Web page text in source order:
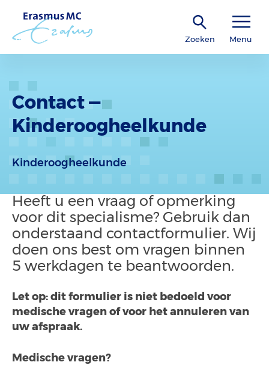
Zoeken Menu
Contact —
Kinderoogheelkunde
Kinderoogheel­kunde
Heeft u een vraag of opmerking
voor dit specialisme? Gebruik dan
onderstaand contactformulier. Wij
doen ons best om vragen binnen
5 werkdagen te beantwoorden.
Let op: dit formulier is niet bedoeld voor
medische vragen of voor het annuleren van
uw afspraak.
Medische vragen?